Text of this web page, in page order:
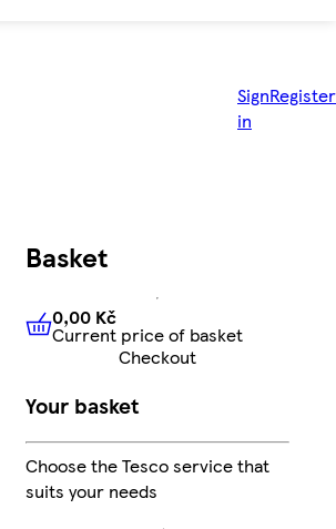
Sign
in
Register
Basket
0,00 KčCurrent price of
0,00 Kč
Current price of basket
Checkout
Your basket
Choose the Tesco service that
suits your needs